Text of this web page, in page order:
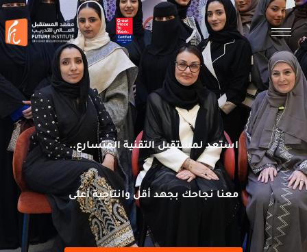
استعد لمستقبل التقنية المتسارع..
معنا نجاحك بجهد أقل وانتاجية أعلى